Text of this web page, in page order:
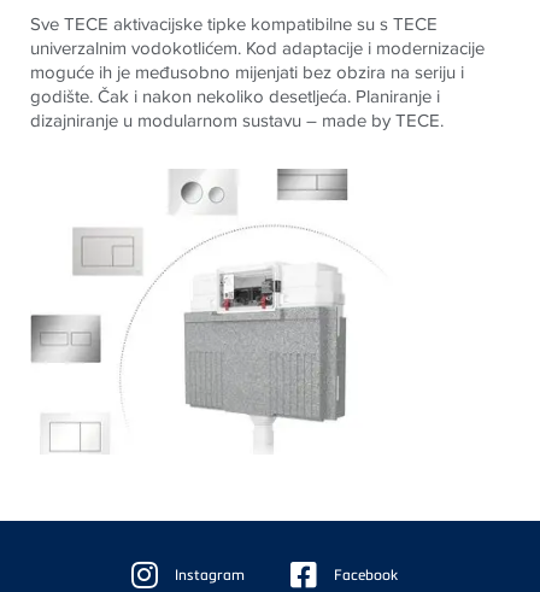
Sve TECE aktivacijske tipke kompatibilne su s TECE
univerzalnim vodokotlićem. Kod adaptacije i modernizacije
moguće ih je međusobno mijenjati bez obzira na seriju i
godište. Čak i nakon nekoliko desetljeća. Planiranje i
dizajniranje u modularnom sustavu – made by TECE.
Instagram Facebook